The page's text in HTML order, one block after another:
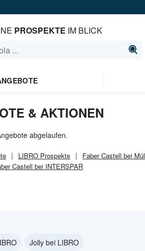
PROSPEKTE IM BLICK
& AKTIONEN
abgelaufen.
LIBRO Prospekte Faber Castell bei
Castell bei INTERSPAR
Jolly bei LIBRO